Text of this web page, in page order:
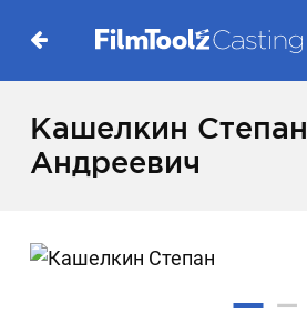
Кашелкин Степан
Андреевич